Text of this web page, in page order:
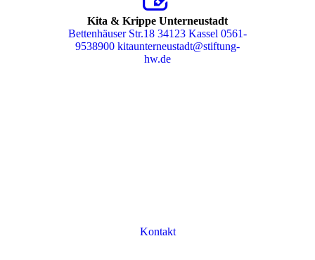
Kita & Krippe Unterneustadt
Bettenhäuser Str.18 34123 Kassel 0561-
9538900 kitaunterneustadt@stiftung-
hw.de
Kontakt